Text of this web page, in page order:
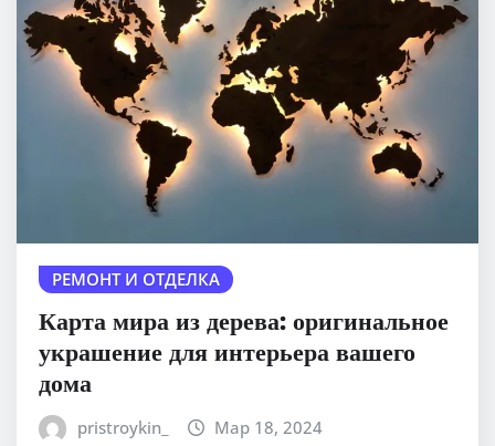
РЕМОНТ И ОТДЕЛКА
Карта мира из дерева: оригинальное
украшение для интерьера вашего
дома
pristroykin_ Мар 18, 2024